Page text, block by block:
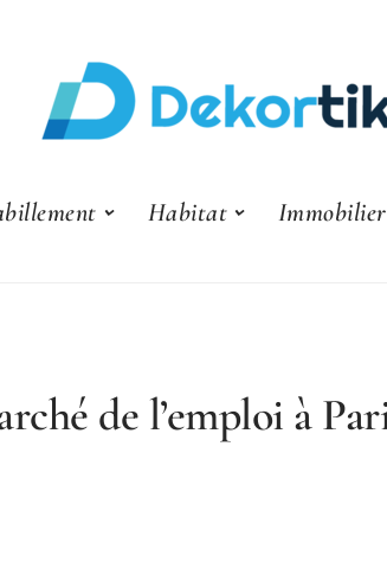
Habitat Immobilier
de l’emploi à